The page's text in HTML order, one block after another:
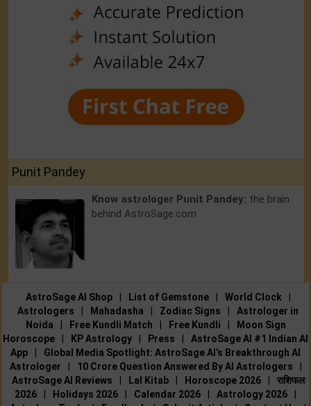
Punit Pandey
Know astrologer Punit Pandey: the brain
behind AstroSage.com
AstroSage AI Shop | List of Gemstone | World Clock
|
Astrologers
| Mahadasha | Zodiac Signs |
Astrologer in
Noida
| Free Kundli Match | Free Kundli |
Moon Sign
Horoscope
| KP Astrology | Press |
AstroSage AI #1 Indian AI
App
|
Global Media Spotlight: AstroSage AI’s Breakthrough AI
Astrologer
| 10 Crore Question Answered By AI Astrologers
|
AstroSage AI Reviews
| Lal Kitab | Horoscope 2026 |
राशिफल
2026
| Holidays 2026 | Calendar 2026 | Astrology 2026
|